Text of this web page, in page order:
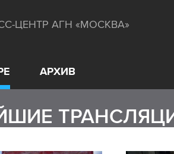
ЦЕНТР АГН «МОСКВА»
АРХИВ